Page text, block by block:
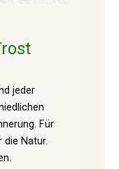
jeder
Für
die Natur.